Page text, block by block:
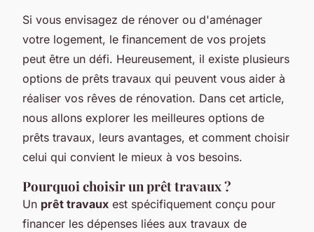
Si vous envisagez de rénover ou d'aménager
votre logement, le financement de vos projets
peut être un défi. Heureusement, il existe plusieurs
options de prêts travaux qui peuvent vous aider à
réaliser vos rêves de rénovation. Dans cet article,
nous allons explorer les meilleures options de
prêts travaux, leurs avantages, et comment choisir
celui qui convient le mieux à vos besoins.
Pourquoi choisir un prêt travaux ?
Un prêt travaux est spécifiquement conçu pour
financer les dépenses liées aux travaux de